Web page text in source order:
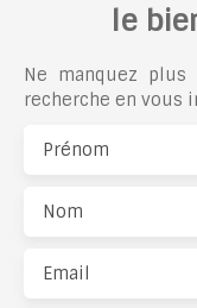
le
Ne manquez plus
recherche en vous
Prénom
Nom
Email